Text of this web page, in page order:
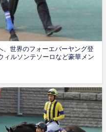
、世界のフォーエバーヤング登
ィルソンテソーロなど豪華メン